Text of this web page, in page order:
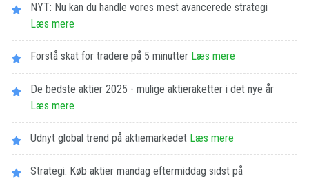
NYT: Nu kan du handle vores mest avancerede strategi
Læs mere
Forstå skat for tradere på 5 minutter Læs mere
De bedste aktier 2025 - mulige aktieraketter i det nye år
Læs mere
Udnyt global trend på aktiemarkedet Læs mere
Strategi: Køb aktier mandag eftermiddag sidst på